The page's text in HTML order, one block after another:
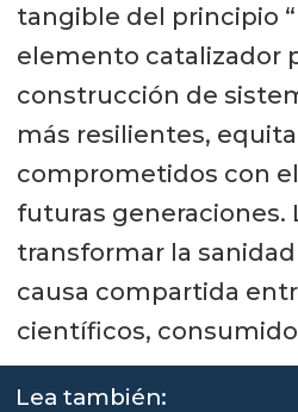
tangible del principio
elemento catalizador
construcción de
más resilientes,
comprometidos con
futuras generaciones.
transformar la
causa compartida
científicos,
Lea también: